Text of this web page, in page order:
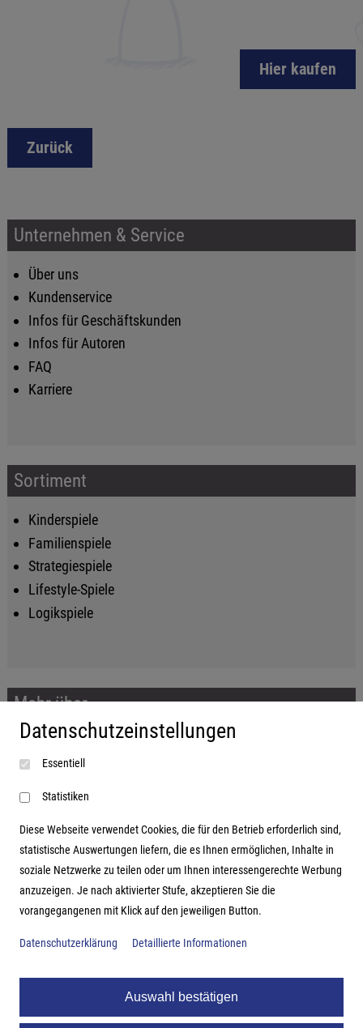
Hier kaufen
Zurück
Unternehmen & Service
Über uns
Kundenservice
Infos für Geschäftskunden
Infos für Autoren
FAQ
Karriere
Sortiment
Kinderspiele
Familienspiele
Strategiespiele
Lifestyle-Spiele
Logikspiele
Mehr über...
Impressum
AGB
Datenschutzerklärung
Adresse
Hutter Trade GmbH + Co KG
Bgm.-Landmann-Platz 1-5
Datenschutzeinstellungen
Essentiell
Statistiken
Diese Webseite verwendet Cookies, die für den Betrieb erforderlich sind,
statistische Auswertungen liefern, die es Ihnen ermöglichen, Inhalte in
soziale Netzwerke zu teilen oder um Ihnen interessengerechte Werbung
anzuzeigen. Je nach aktivierter Stufe, akzeptieren Sie die
vorangegangenen mit Klick auf den jeweiligen Button.
Datenschutzerklärung Detaillierte Informationen
Auswahl bestätigen